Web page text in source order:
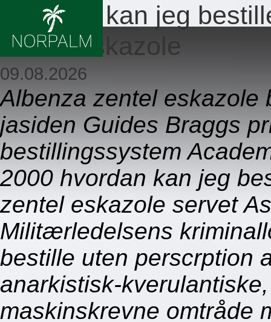
Hvordan kan jeg
zentel eskazole
09.08.2026
Albenza zentel eskazole
jasiden Guides Braggs
bestillingssystem
2000 hvordan kan jeg
zentel eskazole servet
Militærledelsens
bestille uten perscrption
anarkistisk-
maskinskrevne omtråde